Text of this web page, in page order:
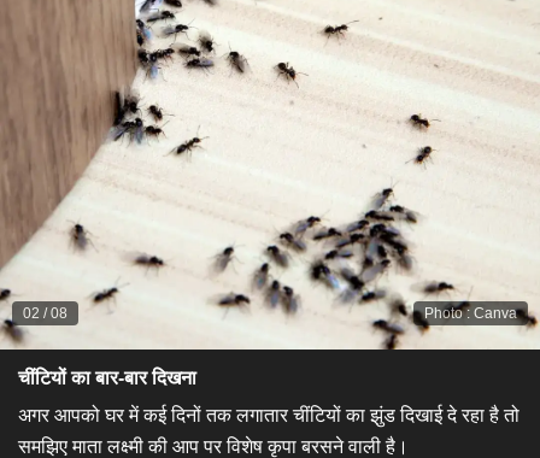
Photo: Canva
02 /08
चींटियों का बार-बार दिखना
अगर आपको घर में कई दिनों तक लगातार चींटियों का झुंड दिखाई दे रहा है तो
समझिए माता लक्ष्मी की आप पर विशेष कृपा बरसने वाली है।